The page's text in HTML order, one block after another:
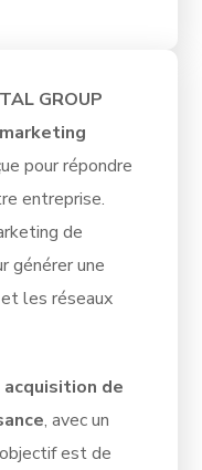
GROUP
pour répondre
entreprise.
de
générer une
les réseaux
acquisition de
, avec un
est de